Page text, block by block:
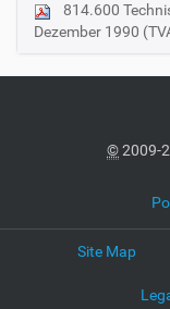
N
a
o
814.600
Dezember 1990
©2009-
Site Map